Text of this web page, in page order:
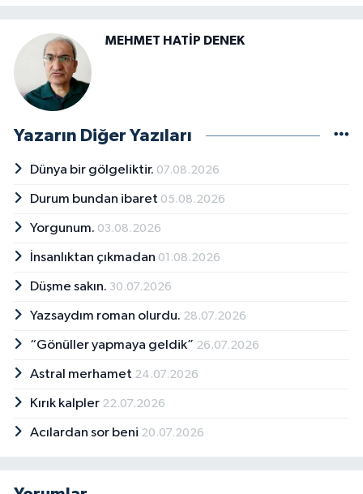
MEHMET HATİP DENEK
Yazarın Diğer Yazıları
Dünya bir gölgeliktir. 07.08.2026
Durum bundan ibaret 05.08.2026
Yorgunum. 03.08.2026
İnsanlıktan çıkmadan 01.08.2026
Düşme sakın. 30.07.2026
Yazsaydım roman olurdu. 28.07.2026
“Gönüller yapmaya geldik” 26.07.2026
Astral merhamet 24.07.2026
Kırık kalpler 22.07.2026
Acılardan sor beni 20.07.2026